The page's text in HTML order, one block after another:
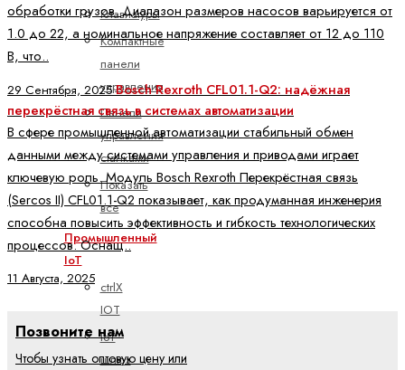
Клавиатуры
Компактные
панели
управления
Панели
управления
станками
Показать
все
Промышленный
IoT
ctrlX
IOT
IoT
шлюз
обработки грузов. Диапазон размеров насосов варьируется от
1.0 до 22, а номинальное напряжение составляет от 12 до 110
В, что..
29 Сентября, 2025Bosch Rexroth CFL01.1-Q2: надёжная
перекрёстная связь в системах автоматизации
В сфере промышленной автоматизации стабильный обмен
данными между системами управления и приводами играет
ключевую роль. Модуль Bosch Rexroth Перекрёстная связь
(Sercos II) CFL01.1-Q2 показывает, как продуманная инженерия
способна повысить эффективность и гибкость технологических
процессов. Оснащ..
11 Августа, 2025
Позвоните нам
Чтобы узнать оптовую цену или